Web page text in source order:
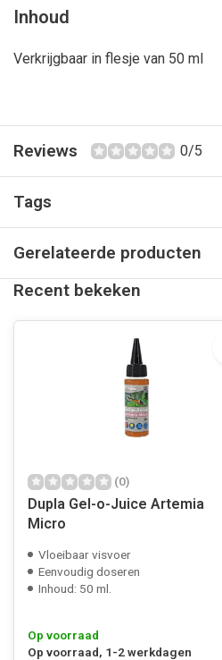
Inhoud
Verkrijgbaar in flesje van 50 ml
Reviews 0/5
Tags
Gerelateerde producten
Recent bekeken
(0)
Dupla Gel-o-Juice Artemia
Micro
Vloeibaar visvoer
Eenvoudig doseren
Inhoud: 50 ml.
Op voorraad
Op voorraad, 1-2 werkdagen